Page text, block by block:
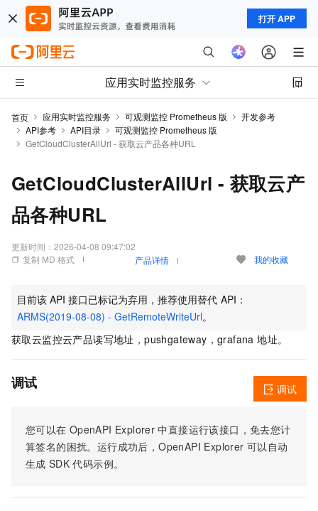
打开 APP
应用实时监控服务
首页 应用实时监控服务 可观测监控 Prometheus 版
开发参考
API参考
API目录
可观测监控 Prometheus 版
GetCloudClusterAllUrl - 获取云产品各种URL
GetCloudClusterAllUrl - 获取云产
品各种URL
更新时间： 2026-04-08 09:47:02
复制 MD 格式
产品详情 我的收藏
目前该 API 接口已标记为弃用，推荐使用替代 API：
ARMS(2019-08-08) - GetRemoteWriteUrl。
获取云监控云产品读写地址，pushgateway，grafana 地址。
调试
您可以在 OpenAPI Explorer 中直接运行该接口，免去您计
算签名的困扰。运行成功后，OpenAPI Explorer 可以自动
生成 SDK 代码示例。
调试